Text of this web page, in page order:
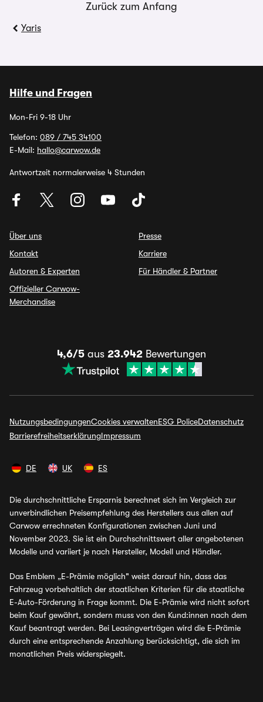
Zurück zum Anfang
Yaris
Hilfe und Fragen
Mon-Fri 9-18 Uhr
Telefon: 089 / 745 34100
E-Mail: hallo@carwow.de
Antwortzeit normalerweise 4 Stunden
Über uns
Kontakt
Autoren & Experten
Offizieller Carwow-
Merchandise
Presse
Karriere
Für Händler & Partner
4,6/5 aus 23.942 Bewertungen
NutzungsbedingungenCookies verwaltenESG PoliceDatenschutz
BarrierefreiheitserklärungImpressum
DE UK ES
Die durchschnittliche Ersparnis berechnet sich im Vergleich zur
unverbindlichen Preisempfehlung des Herstellers aus allen auf
Carwow errechneten Konfigurationen zwischen Juni und
November 2023. Sie ist ein Durchschnittswert aller angebotenen
Modelle und variiert je nach Hersteller, Modell und Händler.
Das Emblem „E-Prämie möglich" weist darauf hin, dass das
Fahrzeug vorbehaltlich der staatlichen Kriterien für die staatliche
E-Auto-Förderung in Frage kommt. Die E-Prämie wird nicht sofort
beim Kauf gewährt, sondern muss von den Kund:innen nach dem
Kauf beantragt werden. Bei Leasingverträgen wird die E-Prämie
durch eine entsprechende Anzahlung berücksichtigt, die sich im
monatlichen Preis widerspiegelt.